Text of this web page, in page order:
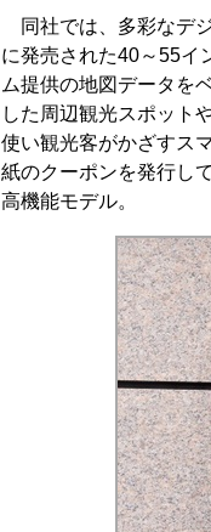
同社では、多彩なデ
に発売された40～55イ
ム提供の地図データを
した周辺観光スポット
使い観光客がかざすス
紙のクーポンを発行し
高機能モデル。